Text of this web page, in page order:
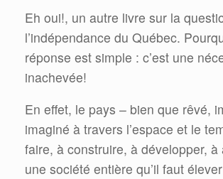
Eh oui!, un autre livre sur la
l’indépendance du Québec.
réponse est simple : c’est une
inachevée!
En effet, le pays – bien que rêvé,
imaginé à travers l’espace et le
faire, à construire, à développer, à
une société entière qu’il faut